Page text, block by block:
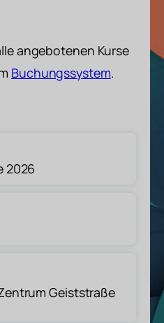
angebotenen Kurse
Buchungssystem.
2026
Geiststraße